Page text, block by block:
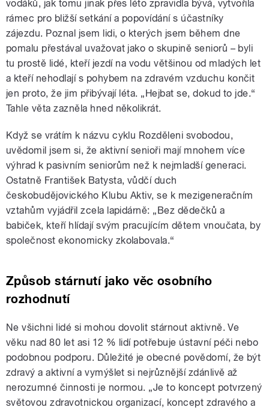
vodáků, jak tomu jinak přes léto zpravidla bývá, vytvořila
rámec pro bližší setkání a popovídání s účastníky
zájezdu. Poznal jsem lidi, o kterých jsem během dne
pomalu přestával uvažovat jako o skupině seniorů – byli
tu prostě lidé, kteří jezdí na vodu většinou od mladých let
a kteří nehodlají s pohybem na zdravém vzduchu končit
jen proto, že jim přibývají léta. „Hejbat se, dokud to jde.“
Tahle věta zazněla hned několikrát.
Když se vrátím k názvu cyklu Rozděleni svobodou,
uvědomil jsem si, že aktivní senioři mají mnohem více
výhrad k pasivním seniorům než k nejmladší generaci.
Ostatně František Batysta, vůdčí duch
českobudějovického Klubu Aktiv, se k mezigeneračním
vztahům vyjádřil zcela lapidárně: „Bez dědečků a
babiček, kteří hlídají svým pracujícím dětem vnoučata, by
společnost ekonomicky zkolabovala.“
Způsob stárnutí jako věc osobního
rozhodnutí
Ne všichni lidé si mohou dovolit stárnout aktivně. Ve
věku nad 80 let asi 12 % lidí potřebuje ústavní péči nebo
podobnou podporu. Důležité je obecné povědomí, že být
zdravý a aktivní a vymýšlet si nejrůznější zdánlivě až
nerozumné činnosti je normou. „Je to koncept potvrzený
světovou zdravotnickou organizací, koncept zdravého a